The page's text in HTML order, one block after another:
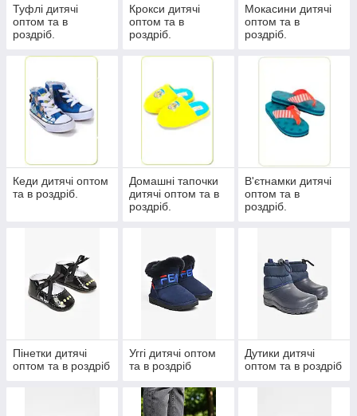
Туфлі дитячі
оптом та в
роздріб.
Крокси дитячі
оптом та в
роздріб.
Мокасини дитячі
оптом та в
роздріб.
Кеди дитячі оптом
та в роздріб.
Домашні тапочки
дитячі оптом та в
роздріб.
В'єтнамки дитячі
оптом та в
роздріб.
Пінетки дитячі
оптом та в роздріб
Уггі дитячі оптом
та в роздріб
Дутики дитячі
оптом та в роздріб